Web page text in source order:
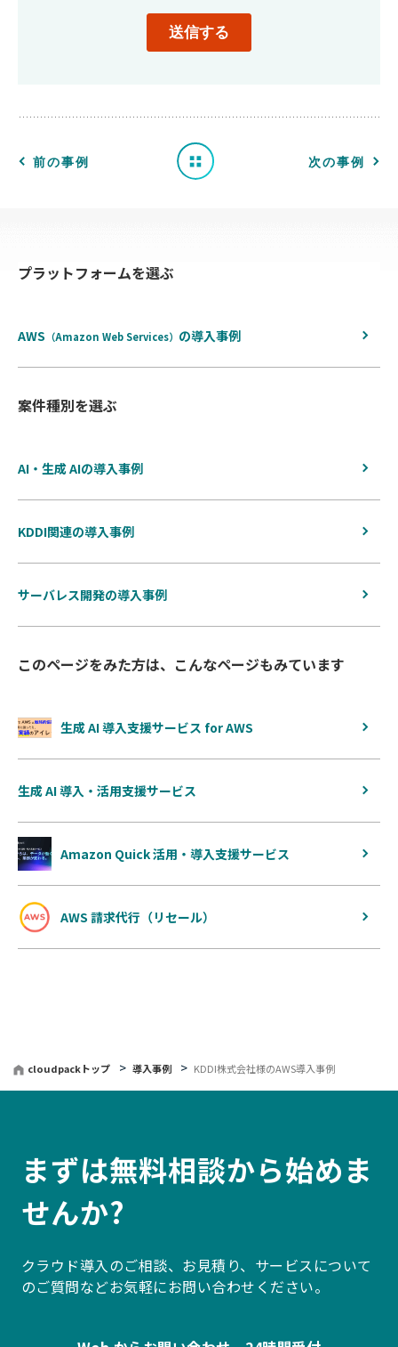
前の事例
例
一 次の事例
プラットフォームを選ぶ
AWS （Amazon Web Services） の導入事例
案件種別を選ぶ
AI・生成 AIの導入事例
KDDI関連の導入事例
サーバレス開発の導入事例
このページをみた方は、こんなページもみています
生成 AI 導入支援サービス for AWS
生成 AI 導入・活用支援サービス
Amazon Quick 活用・導入支援サービス
AWS 請求代行（リセール）
cloudpackトップ 導入事例 KDDI株式会社様のAWS導入事例
まずは無料相談から始めま
せんか?
クラウド導入のご相談、お見積り、サービスについて
のご質問などお気軽にお問い合わせください。